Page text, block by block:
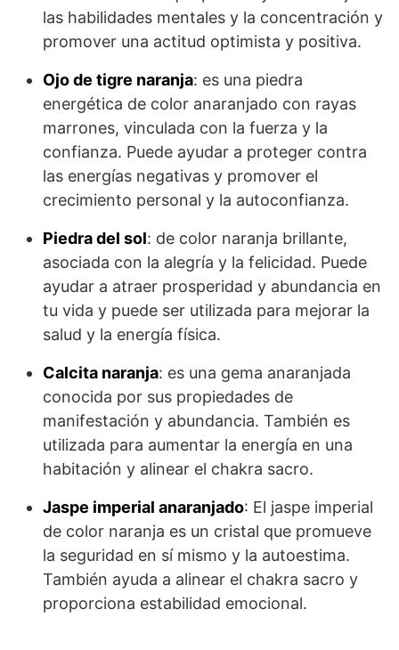
las habilidades mentales y la concentración y
promover una actitud optimista y positiva.
Ojo de tigre naranja: es una piedra
energética de color anaranjado con rayas
marrones, vinculada con la fuerza y la
confianza. Puede ayudar a proteger contra
las energías negativas y promover el
crecimiento personal y la autoconfianza.
Piedra del sol: de color naranja brillante,
asociada con la alegría y la felicidad. Puede
ayudar a atraer prosperidad y abundancia en
tu vida y puede ser utilizada para mejorar la
salud y la energía física.
Calcita naranja: es una gema anaranjada
conocida por sus propiedades de
manifestación y abundancia. También es
utilizada para aumentar la energía en una
habitación y alinear el chakra sacro.
Jaspe imperial anaranjado: El jaspe imperial
de color naranja es un cristal que promueve
la seguridad en sí mismo y la autoestima.
También ayuda a alinear el chakra sacro y
proporciona estabilidad emocional.